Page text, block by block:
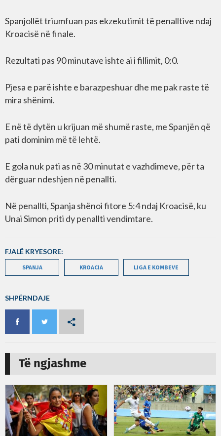
Spanjollët triumfuan pas ekzekutimit të penalltive ndaj
Kroacisë në finale.
Rezultati pas 90 minutave ishte ai i fillimit, 0:0.
Pjesa e parë ishte e barazpeshuar dhe me pak raste të
mira shënimi.
E në të dytën u krijuan më shumë raste, me Spanjën që
pati dominim më të lehtë.
E gola nuk pati as në 30 minutat e vazhdimeve, për ta
dërguar ndeshjen në penallti.
Në penallti, Spanja shënoi fitore 5:4 ndaj Kroacisë, ku
Unai Simon priti dy penallti vendimtare.
FJALË KRYESORE:
SPANJA KROACIA LIGA E KOMBEVE
SHPËRNDAJE
Të ngjashme